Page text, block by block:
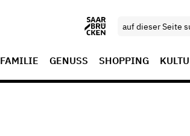
FAMILIE GENUSS SHOPPING